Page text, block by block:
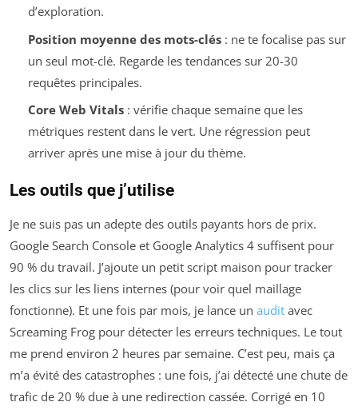
d’exploration.
Position moyenne des mots-clés: ne te focalise pas sur
un seul mot-clé. Regarde les tendances sur 20-30
requêtes principales.
Core Web Vitals: vérifie chaque semaine que les
métriques restent dans le vert. Une régression peut
arriver après une mise à jour du thème.
Les outils que j’utilise
Je ne suis pas un adepte des outils payants hors de prix.
Google Search Console et Google Analytics 4 suffisent pour
90 % du travail. J’ajoute un petit script maison pour tracker
les clics sur les liens internes (pour voir quel maillage
fonctionne). Et une fois par mois, je lance un audit avec
Screaming Frog pour détecter les erreurs techniques. Le tout
me prend environ 2 heures par semaine. C’est peu, mais ça
m’a évité des catastrophes : une fois, j’ai détecté une chute de
trafic de 20 % due à une redirection cassée. Corrigé en 10